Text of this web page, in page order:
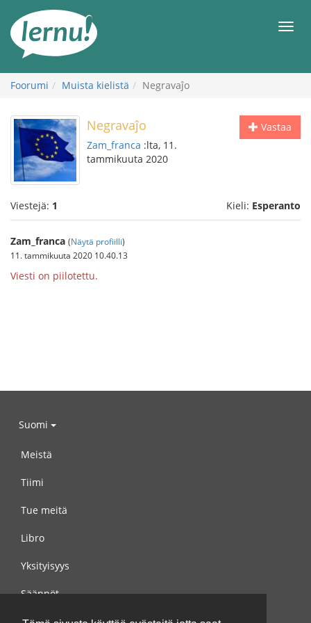
sisältöön
Foorumi Muista kielistä Negravaĵo
Vastaa
Negravaĵo
Zam_franca :lta, 11.
tammikuuta 2020
Viestejä: 1 Kieli: Esperanto
Zam_franca (Näytä profiilli)
11. tammikuuta 2020 10.40.13
Viesti on piilotettu.
Suomi
Meistä
Tiimi
Tue meitä
Libro
Yksityisyys
Säännöt